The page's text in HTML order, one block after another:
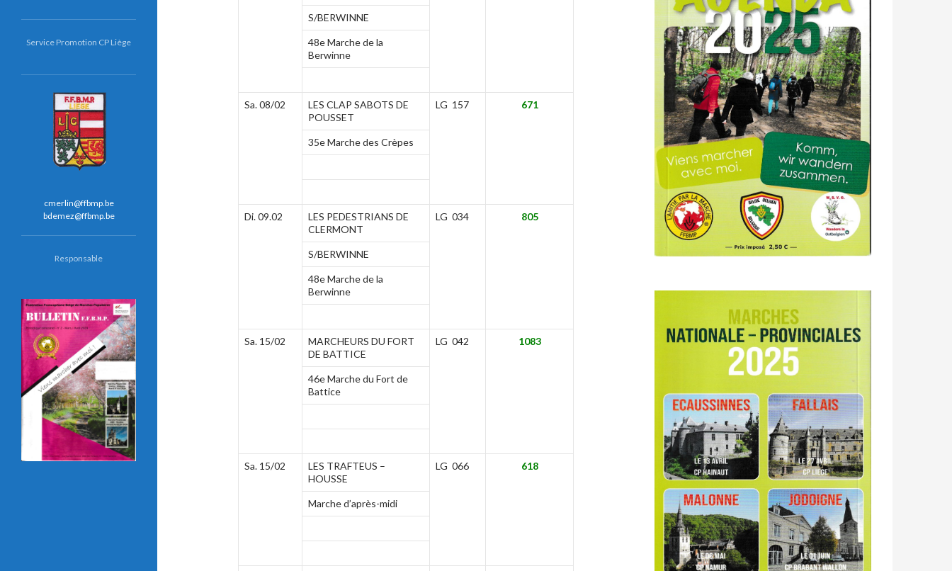
S/BERWINNE
48e Marche de la
Berwinne
Sa. 08/02
LES CLAP SABOTS DE
POUSSET
LG 157 671
35e Marche des Crèpes
Di. 09.02
LES PEDESTRIANS DE
CLERMONT
LG 034 805
S/BERWINNE
48e Marche de la
Berwinne
Sa. 15/02
MARCHEURS DU FORT
DE BATTICE
LG 042 1083
46e Marche du Fort de
Battice
Sa. 15/02
LES TRAFTEUS –
HOUSSE
LG 066 618
Marche d’après-midi
Service Promotion CP Liège
cmerlin@ffbmp.be
bdemez@ffbmp.be
Responsable